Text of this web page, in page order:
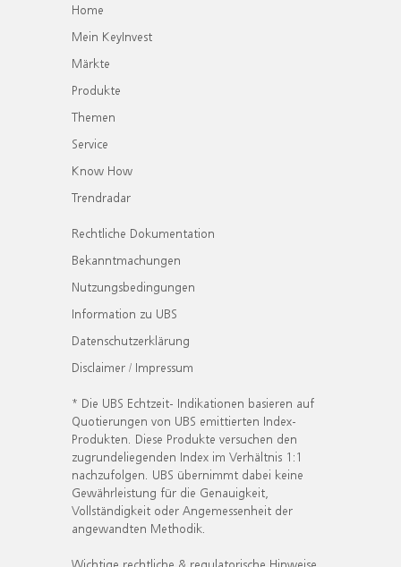
Home
Mein KeyInvest
Märkte
Produkte
Themen
Service
Know How
Trendradar
Rechtliche Dokumentation
Bekanntmachungen
Nutzungsbedingungen
Information zu UBS
Datenschutzerklärung
Disclaimer / Impressum
* Die UBS Echtzeit- Indikationen basieren auf
Quotierungen von UBS emittierten Index-
Produkten. Diese Produkte versuchen den
zugrundeliegenden Index im Verhältnis 1:1
nachzufolgen. UBS übernimmt dabei keine
Gewährleistung für die Genauigkeit,
Vollständigkeit oder Angemessenheit der
angewandten Methodik.